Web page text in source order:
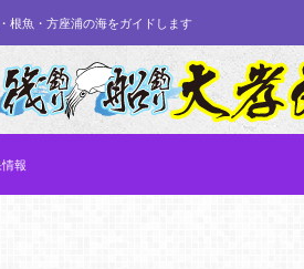
根魚・方座浦の海をガイドします
報